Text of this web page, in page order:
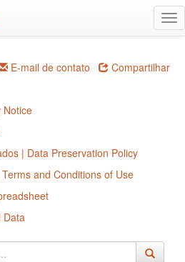
E-mail de contato Compartilhar
Notice
| Data Preservation Policy
and Conditions of Use
Data